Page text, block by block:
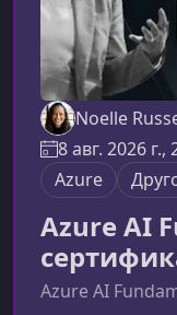
Noelle
8 авг. 2026 г.,
Azure
Azure AI
Azure AI